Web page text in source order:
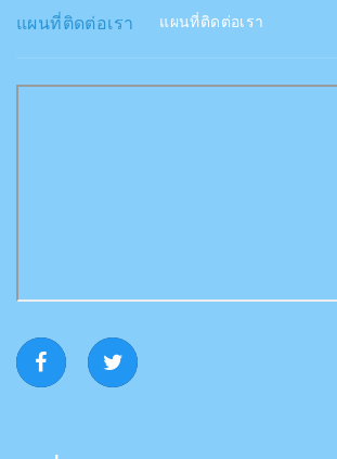
แผนที่ติดต่อเรา แผนที่ติดต่อเรา